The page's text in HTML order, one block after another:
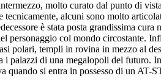
molto curato dal punto di
alcuni sono molto
è stata posta grandissima cura
personaggio col mondo circostante.
polari, templi in rovina in mezzo al
i palazzi di una megalopoli del futuro.
si entra in possesso di un AT-